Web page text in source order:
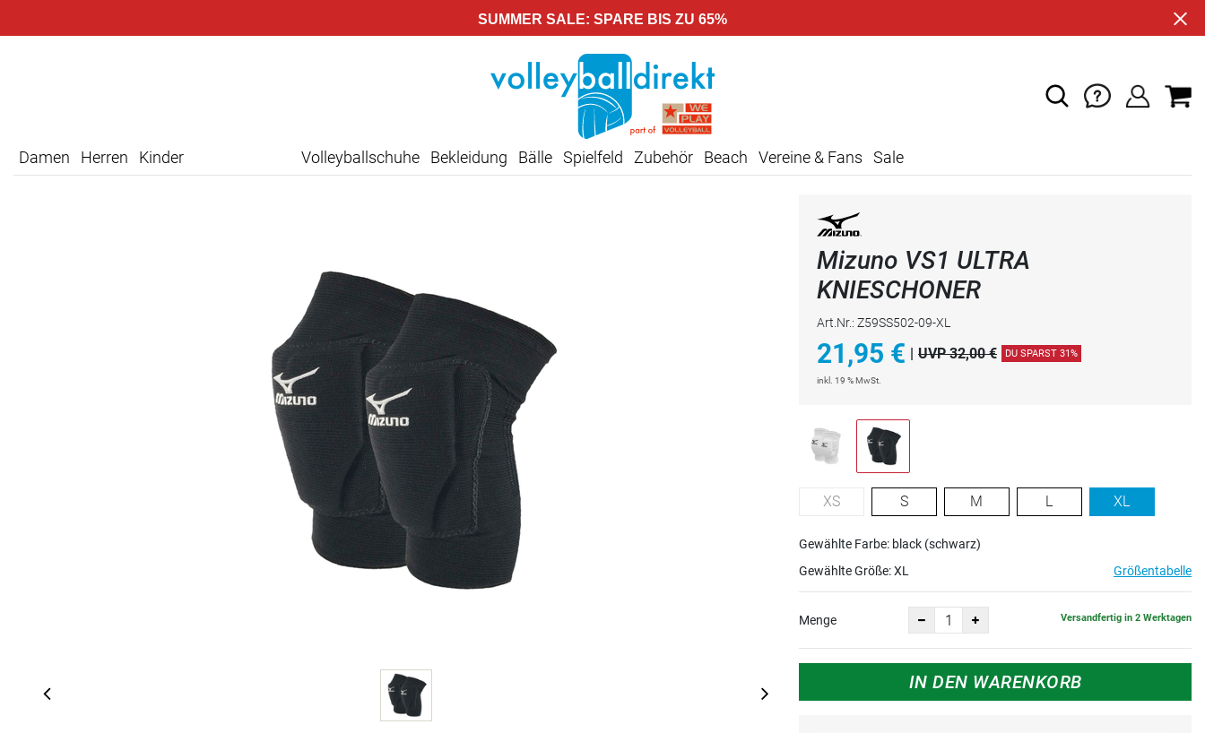
SUMMER SALE: SPARE BIS ZU 65%
Damen Herren Kinder Volleyballschuhe Bekleidung Bälle Spielfeld Zubehör Beach Vereine & Fans Sale
Mizuno VS1 ULTRA
KNIESCHONER
Art.Nr.: Z59SS502-09-XL
21,95 € | UVP 32,00 € DU SPARST 31%
inkl. 19 % MwSt.
XS S M L XL
Gewählte Farbe: black (schwarz)
Gewählte Größe:XL Größentabelle
Menge Versandfertig in 2 Werktagen
IN DEN WARENKORB